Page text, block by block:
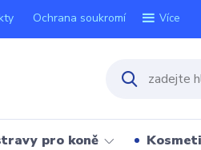
Ochrana soukromí Více
pro koně